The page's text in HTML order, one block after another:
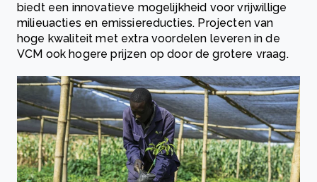
biedt een innovatieve mogelijkheid voor vrijwillige
milieuacties en emissiereducties. Projecten van
hoge kwaliteit met extra voordelen leveren in de
VCM ook hogere prijzen op door de grotere vraag.